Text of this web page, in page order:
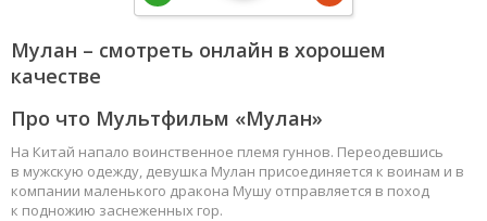
Мулан – смотреть онлайн в хорошем
качестве
Про что Мультфильм «Мулан»
На Китай напало воинственное племя гуннов. Переодевшись
в мужскую одежду, девушка Мулан присоединяется к воинам и в
компании маленького дракона Мушу отправляется в поход
к подножию заснеженных гор.